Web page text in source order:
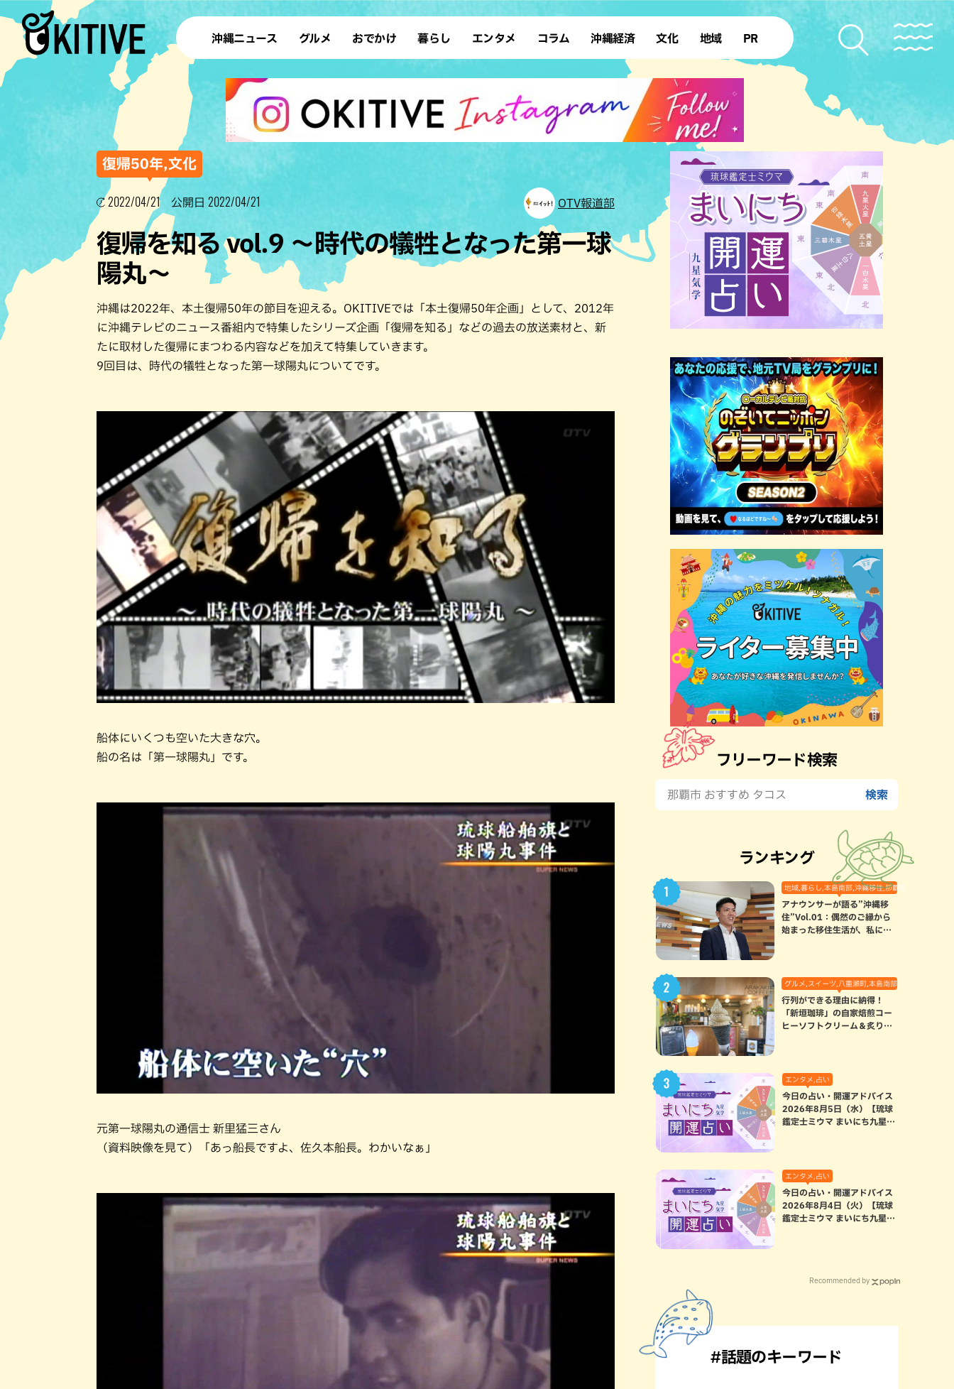
沖縄ニュース グルメ
ラーメン 沖縄そば
テイクアウト カフェ
すし・魚料理 和食・日本料理
ステーキ・焼肉 焼鳥・串料理
その他の肉料理 居酒屋・バー
ブッフェ・バイキング
パン カレー
ハンバーガー タコス・タコライス
おでかけ
デート ドライブ
散歩 ソロ活
サウナ 公園
暮らし
レシピ SDGs
ファッション ローカルニュース
沖縄移住 沖縄旧暦行事
エンタメ
スポーツ 占い
タレント・芸人 テレビ
コラム 沖縄経済 文化
復帰50年
地域
本島北部
本島南部 先島諸島
北部離島
PR
復帰50年,文化
2022/04/21 公開日 2022/04/21 OTV報道部
復帰を知る vol.9 〜時代の犠牲となった第一球
陽丸〜
沖縄は2022年、本土復帰50年の節目を迎える。OKITIVEでは「本土復帰50年企画」として、2012年
に沖縄テレビのニュース番組内で特集したシリーズ企画「復帰を知る」などの過去の放送素材と、新
たに取材した復帰にまつわる内容などを加えて特集していきます。
9回目は、時代の犠牲となった第一球陽丸についてです。
船体にいくつも空いた大きな穴。
船の名は「第一球陽丸」です。
元第一球陽丸の通信士 新里猛三さん
（資料映像を見て）「あっ船長ですよ、佐久本船長。わかいなぁ」
フリーワード検索
ランキング
地域,暮らし,本島南部,沖縄移住,那覇市
アナウンサーが語る”沖縄移
住”Vol.01：偶然のご縁から
始まった移住生活が、私にと
グルメ,スイーツ,八重瀬町,本島南部
行列ができる理由に納得！
「新垣珈琲」の自家焙煎コー
ヒーソフトクリーム＆炙りマ
エンタメ,占い
今日の占い・開運アドバイス
2026年8月5日（水）【琉球
鑑定士ミウマ まいにち九星気
エンタメ,占い
今日の占い・開運アドバイス
2026年8月4日（火）【琉球
鑑定士ミウマ まいにち九星気
Recommended by
#話題のキーワード